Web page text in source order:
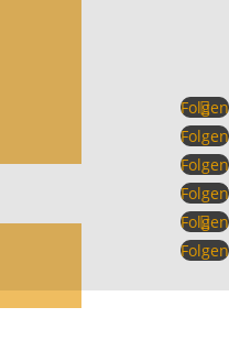
Folgen
Folgen
Folgen
Folgen
Folgen
Folgen